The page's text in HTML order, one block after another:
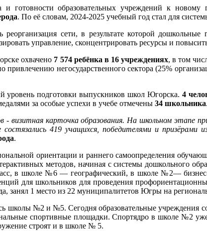
готовности образовательных учреждений к новому
. По её словам, 2024-2025 учебный год стал для
реорганизация сети, в результате которой
управление, сконцентрировать ресурсы и
охвачено 7 574 ребёнка в 16 учреждениях, в том
привлечению негосударственного сектора (25%
уровень подготовки выпускников школ Югорска. 4
за особые успехи в учебе отмечены 34 школьника.
- визитная карточка образования. На школьном этапе
419 учащихся, победителями и
.
ориентации и раннего самоопределения
методов, начиная с системы дошкольного
в школе №6 — географический, в школе №2—
для школьников для проведения
занял 1 место из 22 муниципалитетов Югры на
школы №2 и №5. Сегодня образовательные учреждения
спортивные площадки. Спортядро в школе №2
строят и в школе № 5.